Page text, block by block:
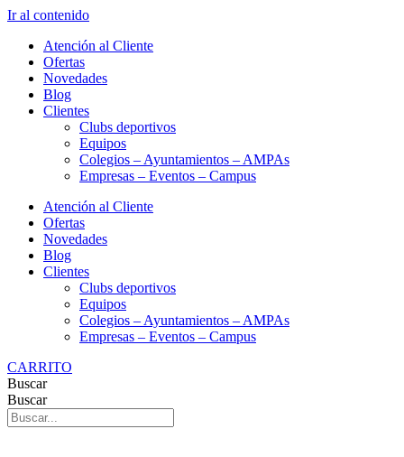
Ir al contenido
Atención al Cliente
Ofertas
Novedades
Blog
Clientes
Clubs deportivos
Equipos
Colegios – Ayuntamientos – AMPAs
Empresas – Eventos – Campus
Atención al Cliente
Ofertas
Novedades
Blog
Clientes
Clubs deportivos
Equipos
Colegios – Ayuntamientos – AMPAs
Empresas – Eventos – Campus
CARRITO
Buscar
Buscar